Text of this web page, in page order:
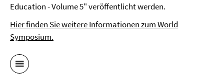
Education - Volume 5" veröffentlicht werden.
Hier finden Sie weitere Informationen zum World
Symposium.